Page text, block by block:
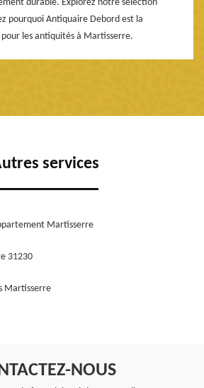
durable. Explorez notre sélection
pourquoi Antiquaire Debord est la
les antiquités à Martisserre.
services
Martisserre
31230
Martisserre
NOUS